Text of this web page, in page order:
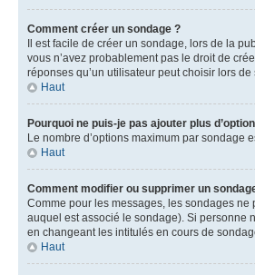
Comment créer un sondage ?
Il est facile de créer un sondage, lors de la
vous n’avez probablement pas le droit de
réponses qu’un utilisateur peut choisir lors
Haut
Pourquoi ne puis-je pas ajouter plus
Le nombre d’options maximum par sondage
Haut
Comment modifier ou supprimer un
Comme pour les messages, les sondages
auquel est associé le sondage). Si personne
en changeant les intitulés en cours de
Haut